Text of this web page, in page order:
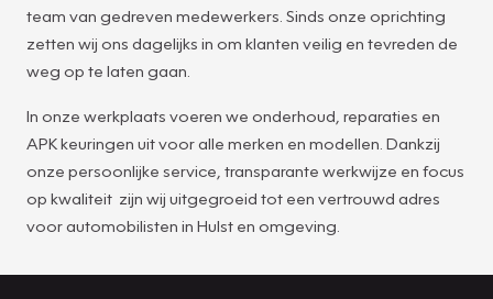
team van gedreven medewerkers. Sinds onze oprichting
zetten wij ons dagelijks in om klanten veilig en tevreden de
weg op te laten gaan.
In onze werkplaats voeren we onderhoud, reparaties en
APK keuringen uit voor alle merken en modellen. Dankzij
onze persoonlijke service, transparante werkwijze en focus
op kwaliteit zijn wij uitgegroeid tot een vertrouwd adres
voor automobilisten in Hulst en omgeving.